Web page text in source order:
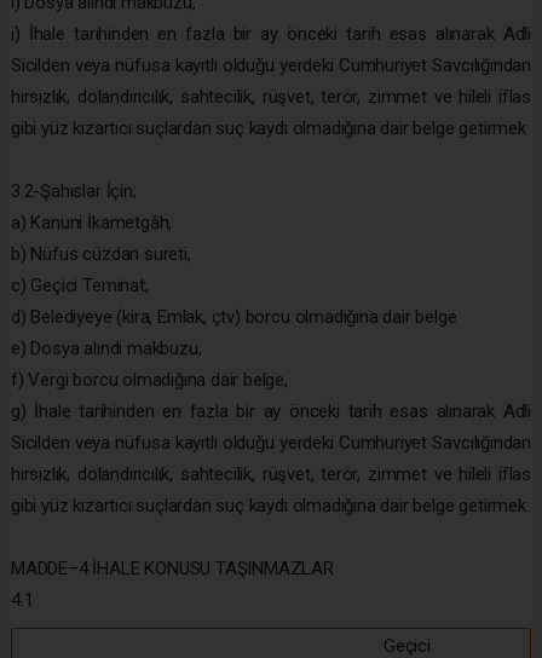
i) İhale tarihinden en fazla bir ay önceki tarih esas alınarak Adli
Sicilden veya nüfusa kayıtlı olduğu yerdeki Cumhuriyet Savcılığından
hırsızlık, dolandırıcılık, sahtecilik, rüşvet, terör, zimmet ve hileli iflas
gibi yüz kızartıcı suçlardan suç kaydı olmadığına dair belge getirmek
3.2-Şahıslar İçin;
a) Kanuni İkametgâh,
b) Nüfus cüzdan sureti,
c) Geçici Teminat,
d) Belediyeye (kira, Emlak, çtv) borcu olmadığına dair belge
e) Dosya alındı makbuzu,
f) Vergi borcu olmadığına dair belge,
g) İhale tarihinden en fazla bir ay önceki tarih esas alınarak Adli
Sicilden veya nüfusa kayıtlı olduğu yerdeki Cumhuriyet Savcılığından
hırsızlık, dolandırıcılık, sahtecilik, rüşvet, terör, zimmet ve hileli iflas
gibi yüz kızartıcı suçlardan suç kaydı olmadığına dair belge getirmek.
MADDE–4 İHALE KONUSU TAŞINMAZLAR
4.1
Geçici